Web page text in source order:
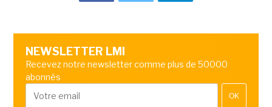
NEWSLETTER LMI
Recevez notre newsletter comme plus de 50000
abonnés
OK